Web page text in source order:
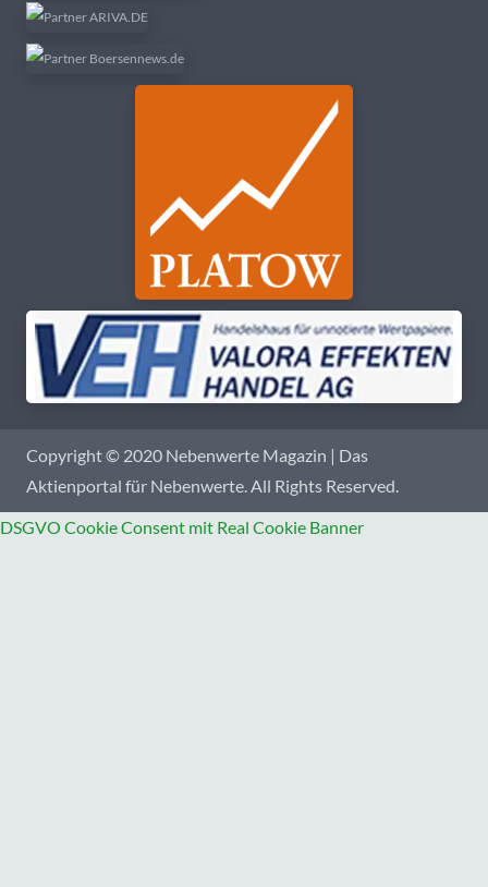
Copyright © 2020 Nebenwerte Magazin | Das
Aktienportal für Nebenwerte. All Rights Reserved.
DSGVO Cookie Consent mit Real Cookie Banner